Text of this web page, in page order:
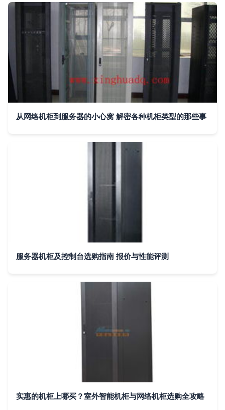
从网络机柜到服务器的小心窝 解密各种机柜类型的那些事
服务器机柜及控制台选购指南 报价与性能评测
实惠的机柜上哪买？室外智能机柜与网络机柜选购全攻略